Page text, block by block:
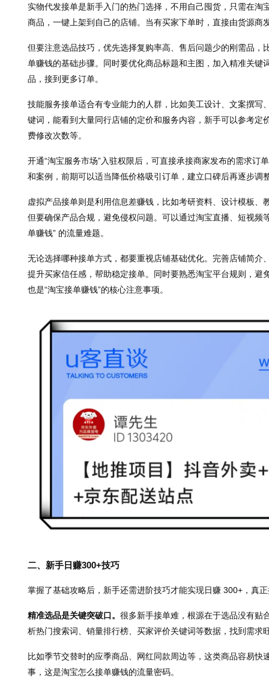
实物代发接单是新手入门的热门选择，不用自己囤货，只需在
商品，一键上架到自己的店铺。当有买家下单时，直接由货源商
但要注意选品技巧，优先选择复购率高、售后问题少的刚需品，
单赚钱的基础步骤。同时要优化商品标题和主图，加入精准关键
品，接到更多订单。
技能服务接单适合有专业能力的人群，比如美工设计、文案撰写
键词，能看到大量同行店铺的定价和服务内容，新手可以参考定
费修改次数等。
开通“淘宝服务市场”入驻权限后，可直接承接商家发布的需求订
和案例，前期可以适当降低价格吸引订单，建立口碑后再逐步调
虚拟产品接单则是利用信息差赚钱，比如考研资料、设计模板
但要确保产品合规，避免侵权问题。可以通过淘宝直播、短视频
单赚钱” 的流量难题。
无论选择哪种接单方式，都要重视店铺基础优化。完善店铺简介
提升买家信任感，帮助稳定接单。同时要熟悉淘宝平台规则，避
也是“淘宝接单赚钱”的核心注意事项。
二、新手日赚300+技巧
掌握了基础攻略后，新手还需进阶技巧才能实现日赚 300+，真
精准选品是关键突破口。 很多新手接单难，根源在于选品没有贴
析热门搜索词、销量排行榜、买家评价关键词等数据，找到需求
比如季节交替时的应季商品、网红同款周边等，这类商品容易
事，这是淘宝怎么接单赚钱的流量密码。